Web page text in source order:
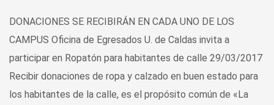
DONACIONES SE RECIBIRÁN EN CADA UNO DE LOS
CAMPUS Oficina de Egresados U. de Caldas invita a
participar en Ropatón para habitantes de calle 29/03/2017
Recibir donaciones de ropa y calzado en buen estado para
los habitantes de la calle, es el propósito común de «La